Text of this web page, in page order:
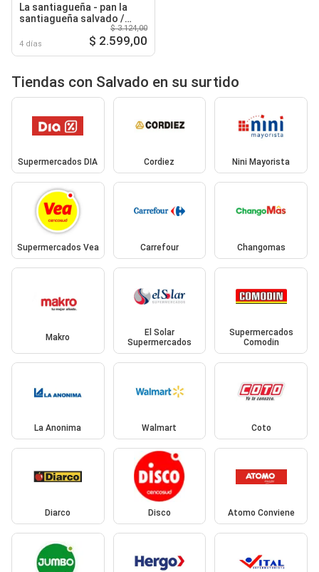
La santiagueña - pan la
santiagueña salvado /
4 días
$ 3.124,00
$ 2.599,00
Tiendas con Salvado en su surtido
Supermercados DIA Cordiez Nini Mayorista
Supermercados Vea Carrefour Changomas
Makro
El Solar
Supermercados
Supermercados
Comodin
La Anonima Walmart Coto
Diarco Disco Atomo Conviene